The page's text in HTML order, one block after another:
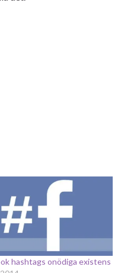
hashtags onödiga existens